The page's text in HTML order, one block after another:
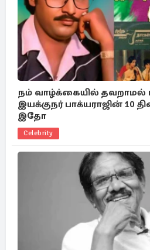
நம் வாழ்க்கையில் தவறாமல்
இயக்குநர் பாக்யராஜின் 10
இதோ
Celebrity